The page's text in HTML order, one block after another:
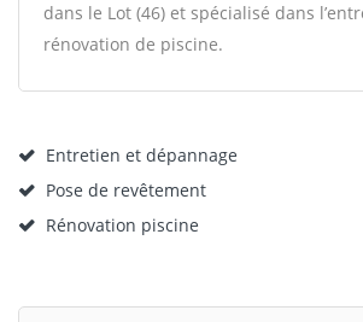
dans le Lot (46) et spécialisé dans
rénovation de piscine.
Entretien et dépannage
Pose de revêtement
Rénovation piscine